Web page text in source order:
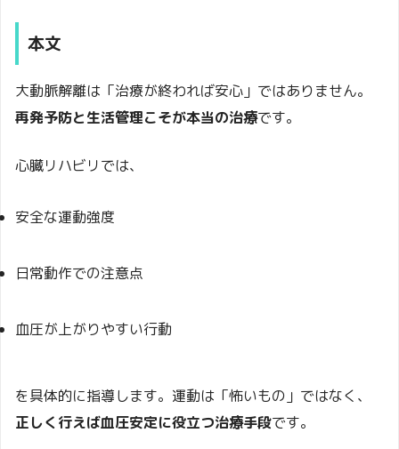
本文
大動脈解離は「治療が終われば安心」ではありません。
再発予防と生活管理こそが本当の治療です。
心臓リハビリでは、
安全な運動強度
日常動作での注意点
血圧が上がりやすい行動
を具体的に指導します。運動は「怖いもの」ではなく、
正しく行えば血圧安定に役立つ治療手段です。